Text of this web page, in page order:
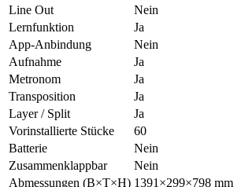
Line Out
Nein
Lernfunktion
Ja
App-Anbindung
Nein
Aufnahme
Ja
Metronom
Ja
Transposition
Ja
Layer / Split
Ja
Vorinstallierte Stücke
60
Batterie
Nein
Zusammenklappbar
Nein
Abmessungen (B×T×H) 1391×299×798 mm